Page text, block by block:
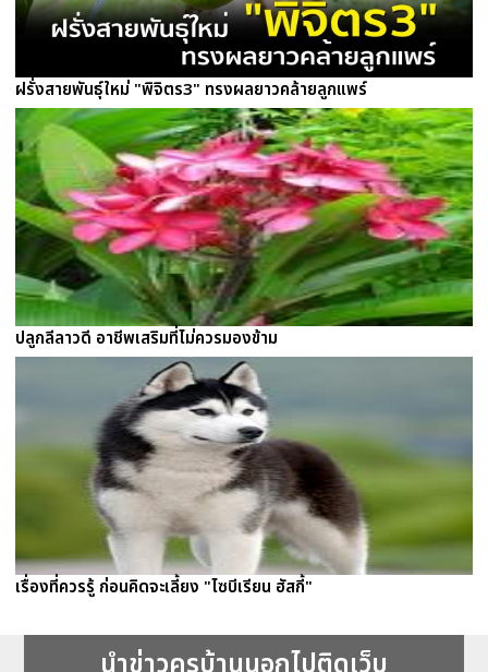
ฝรั่งสายพันธุ์ใหม่ "พิจิตร3" ทรงผลยาวคล้ายลูกแพร์
ปลูกลีลาวดี อาชีพเสริมที่ไม่ควรมองข้าม
เรื่องที่ควรรู้ ก่อนคิดจะเลี้ยง "ไซบีเรียน ฮัสกี้"